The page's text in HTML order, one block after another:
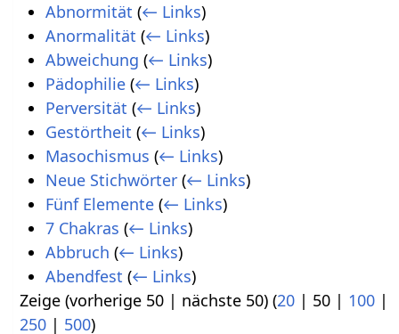
Abnormität (← Links)
Anormalität (← Links)
Abweichung (← Links)
Pädophilie (← Links)
Perversität (← Links)
Gestörtheit (← Links)
Masochismus (← Links)
Neue Stichwörter (← Links)
Fünf Elemente (← Links)
7 Chakras (← Links)
Abbruch (← Links)
Abendfest (← Links)
Zeige (vorherige 50 | nächste 50) (20 | 50 | 100 |
250 | 500)